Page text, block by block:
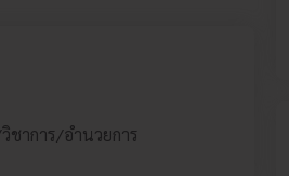
ชาการ/อำนวยการ
ไป/วิชาการ/อำนวยการ
รายละเอียด...